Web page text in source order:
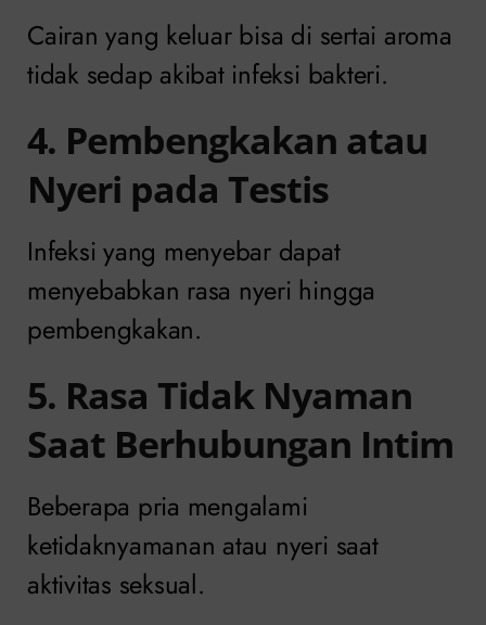
Cairan yang keluar bisa di sertai aroma
tidak sedap akibat infeksi bakteri.
4. Pembengkakan atau
Nyeri pada Testis
Infeksi yang menyebar dapat
menyebabkan rasa nyeri hingga
pembengkakan.
5. Rasa Tidak Nyaman
Saat Berhubungan Intim
Beberapa pria mengalami
ketidaknyamanan atau nyeri saat
aktivitas seksual.